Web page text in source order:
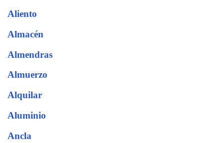
Aliento
Almacén
Almendras
Almuerzo
Alquilar
Aluminio
Ancla